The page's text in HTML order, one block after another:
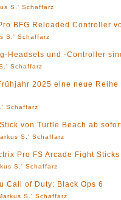
S.' Schaffarz
BFG Reloaded Controller
S.' Schaffarz
Headsets und -Controller
Schaffarz
2025 eine neue Reihe
Schaffarz
von Turtle Beach ab
S.' Schaffarz
Pro FS Arcade Fight Sticks
S.' Schaffarz
Call of Duty: Black Ops 6
S.' Schaffarz